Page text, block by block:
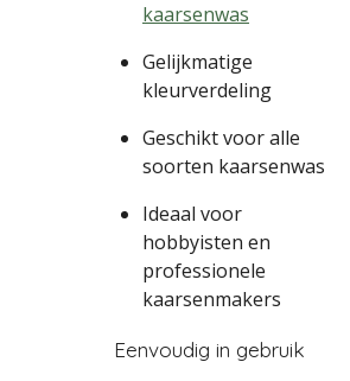
kaarsenwas
Gelijkmatige
kleurverdeling
Geschikt voor alle
soorten kaarsenwas
Ideaal voor
hobbyisten en
professionele
kaarsenmakers
Eenvoudig in gebruik